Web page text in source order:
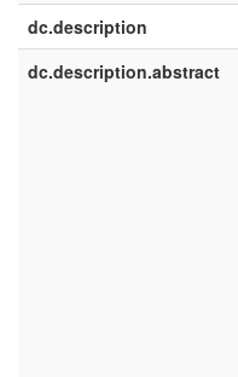
dc.description
dc.description.abstract